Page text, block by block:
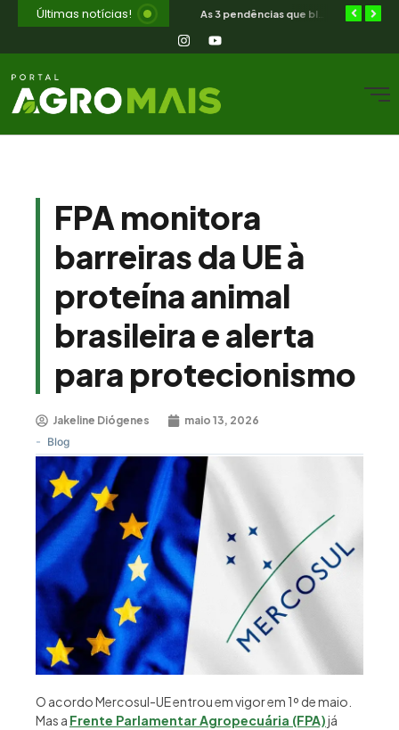
Últimas notícias!
FPA monitora
barreiras da UE à
proteína animal
brasileira e alerta
para protecionismo
Jakeline Diógenes maio 13, 2026
- Blog
O acordo Mercosul-UE entrou em vigor em 1º de maio.
Mas a Frente Parlamentar Agropecuária (FPA)já